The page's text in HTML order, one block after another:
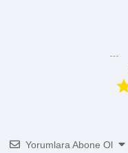
Yorumlara Abone Ol